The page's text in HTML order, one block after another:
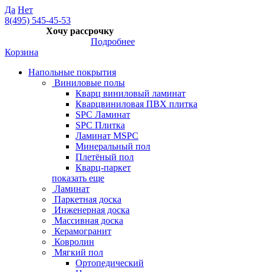
Да Нет
8(495) 545-45-53
Хочу рассрочку
Подробнее
Корзина
Напольные покрытия
Виниловые полы
Кварц виниловый ламинат
Кварцвиниловая ПВХ плитка
SPC Ламинат
SPC Плитка
Ламинат MSPC
Минеральный пол
Плетёный пол
Кварц-паркет
показать еще
Ламинат
Паркетная доска
Инженерная доска
Массивная доска
Керамогранит
Ковролин
Мягкий пол
Ортопедический